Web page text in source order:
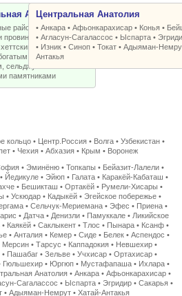
Анатолия
районы Турции со
провинциальными
и античными
византийским
сельджукскими и
памятниками
Центральная Анатолия
•Анкара •Афьонкарахисар • Конья •
•Агласун-Сагалассос • Ыспарта •
• Изник •Синоп •Токат •Адыяман-
Антакья
кольцо • Центр.Россия • Волга •Узбекистан •
• Чехия• Абхазия• Крым • Воронеж
•Эминёню •Топкапы • Бейазит-Лалели •
Йедикуле• Эйюп• Галата• Каракёй-Кабаташ •
• Бешикташ • Ортакёй• Румели-Хисары •
•Ускюдар • Кадыкёй •Эгейское побережье •
• Сельчук-Мериемана• Эфес • Приена•
• Датча• Денизли• Памуккале• Ликийское
• Каякёй •Саклыкент •Тлос • Пынара • Ксанф •
•Анталия • Кемер •Сиде • Белек •Аспендос •
Мерсин •Тарсус • Каппадокия • Невшехир •
• Пашабаг• Зельве• Учхисар• Ортахисар•
Гюльшехир• Юргюп• Мустафапаша• Ихлара•
Анатолия• Анкара• Афьонкарахисар•
Сагалассос • Ыспарта •Эгридир •Сакарья •
•Адыяман-Немрут •Хатай-Антакья